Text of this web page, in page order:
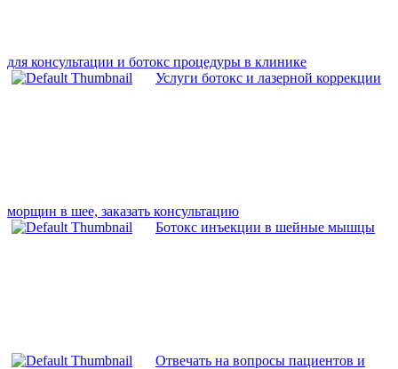
для консультации и ботокс процедуры в клинике
Услуги ботокс и лазерной коррекции
морщин в шее, заказать консультацию
Ботокс инъекции в шейные мышцы
Отвечать на вопросы пациентов и